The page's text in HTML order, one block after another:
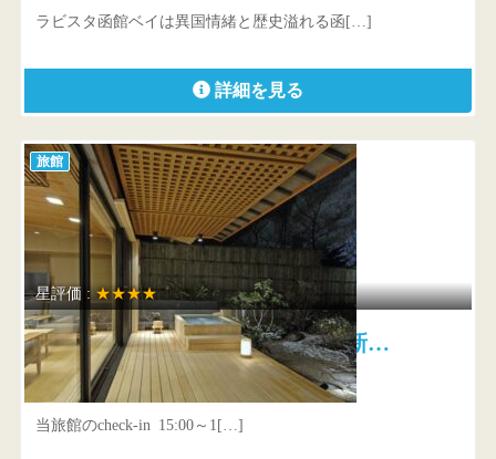
ラビスタ函館ベイは異国情緒と歴史溢れる函[…]
詳細を見る
旅館
星評価 :★★★★
奥伊香保 旅邸 諧暢楼 新…
群馬県 渋川市伊香保町伊香保香湯5-4
当旅館のcheck-in 15:00～1[…]